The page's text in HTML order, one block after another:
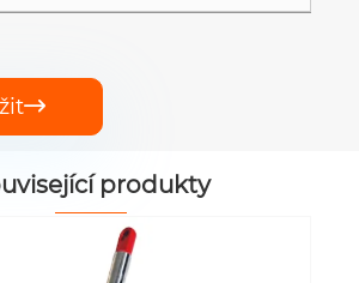

produkty